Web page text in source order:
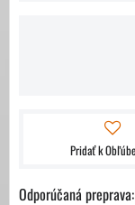
Pridať k